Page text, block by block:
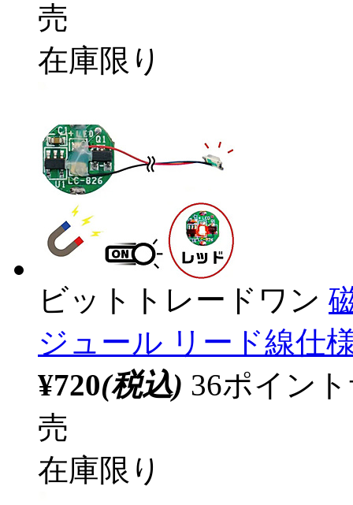
売
在庫限り
ビットトレードワン
ジュール リード線仕
¥720(税込) 36ポイン
売
在庫限り